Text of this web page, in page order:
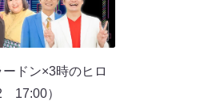
ドン×3時のヒロ
17:00）